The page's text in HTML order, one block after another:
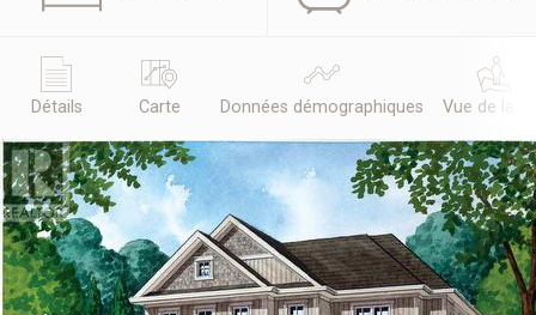
Détails Carte Données démographiques Vue de la